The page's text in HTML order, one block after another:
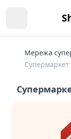
Мережа